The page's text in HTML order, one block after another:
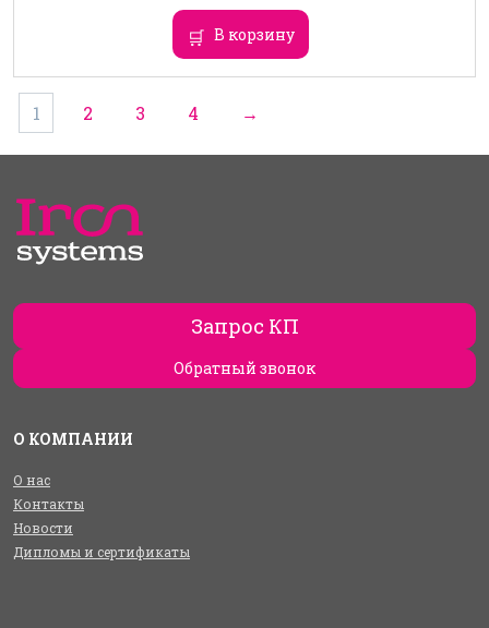
В корзину
1 2 3 4 →
Запрос КП
Обратный звонок
О КОМПАНИИ
О нас
Контакты
Новости
Дипломы и сертификаты